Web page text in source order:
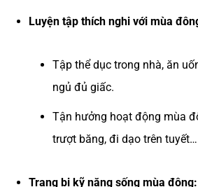
Luyện tập thích nghi với mùa
Tập thể dục trong nhà, ăn
ngủ đủ giấc.
Tận hưởng hoạt động mùa
trượt băng, đi dạo trên tuyết…
Trang bị kỹ năng sống mùa đông: